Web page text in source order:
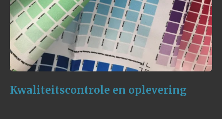
Kwaliteitscontrole en oplevering